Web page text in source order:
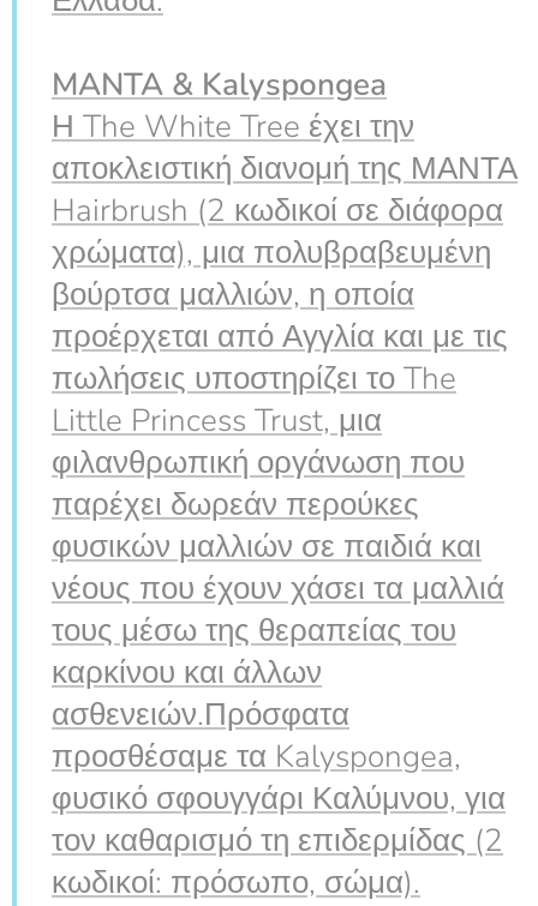
MANTA & Kalyspongea
Η The White Tree έχει την
αποκλειστική διανομή της ΜΑΝΤΑ
Hairbrush (2 κωδικοί σε διάφορα
χρώματα), μια πολυβραβευμένη
βούρτσα μαλλιών, η οποία
προέρχεται από Αγγλία και με τις
πωλήσεις υποστηρίζει το The
Little Princess Trust, μια
φιλανθρωπική οργάνωση που
παρέχει δωρεάν περούκες
φυσικών μαλλιών σε παιδιά και
νέους που έχουν χάσει τα μαλλιά
τους μέσω της θεραπείας του
καρκίνου και άλλων
ασθενειών.Πρόσφατα
προσθέσαμε τα Kalyspongea,
φυσικό σφουγγάρι Καλύμνου, για
τον καθαρισμό τη επιδερμίδας (2
κωδικοί: πρόσωπο, σώμα).